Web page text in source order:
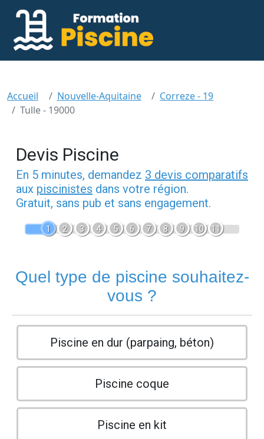
Accueil Nouvelle-Aquitaine
Correze - 19
Tulle - 19000
Devis Piscine
En 5 minutes, demandez 3 devis comparatifs
aux piscinistes dans votre région.
Gratuit, sans pub et sans engagement.
1 2 3 4 5 6 7 8 9 10 11
Quel type de piscine souhaitez-
vous ?
Piscine en dur (parpaing, béton)
Piscine coque
Piscine en kit